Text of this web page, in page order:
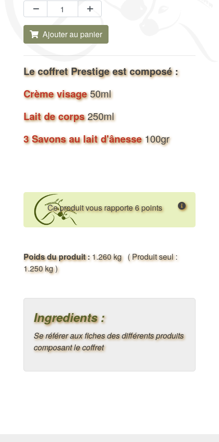
Ajouter au panier
Le coffret Prestige est composé :
Crème visage50ml
Lait de corps250ml
3 Savons au lait d'ânesse 100gr
Ce produit vous rapporte 6 points
Poids du produit :1.260 kg ( Produit seul :
1.250 kg )
Ingredients :
Se référer aux fiches des différents produits
composant le coffret